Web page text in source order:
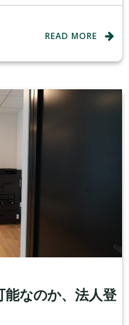
READ MORE
なのか、法人登